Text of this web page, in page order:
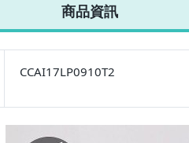
Touch ID 二手平
板
10.2 吋 Retina
顯示器 800 萬像
素
商品資訊
CCAI17LP0910T2